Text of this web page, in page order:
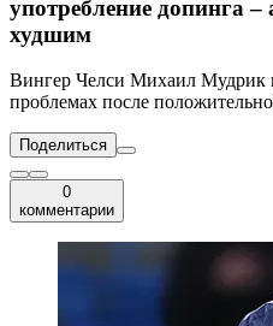
употребление допинга
худшим
Вингер Челси Михаил Мудрик
проблемах после
Поделиться
0
комментарии